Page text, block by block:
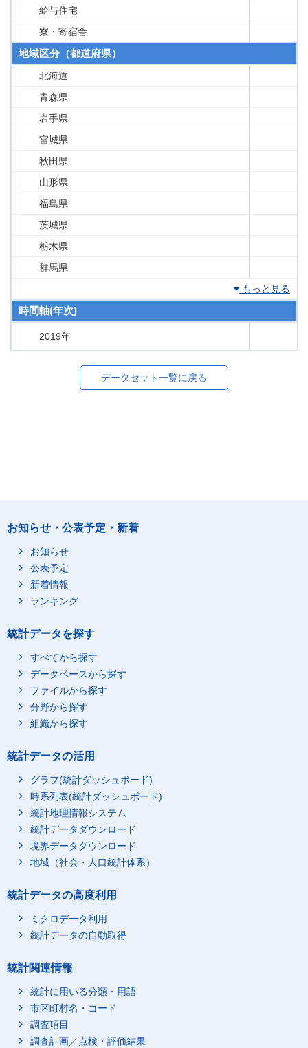
給与住宅
寮・寄宿舎
地域区分（都道府県）
北海道
青森県
岩手県
宮城県
秋田県
山形県
福島県
茨城県
栃木県
群馬県
もっと見る
時間軸(年次)
2019年
データセット一覧に戻る
お知らせ・公表予定・新着
お知らせ
公表予定
新着情報
ランキング
統計データを探す
すべてから探す
データベースから探す
ファイルから探す
分野から探す
組織から探す
統計データの活用
グラフ(統計ダッシュボード)
時系列表(統計ダッシュボード)
統計地理情報システム
統計データダウンロード
境界データダウンロード
地域（社会・人口統計体系）
統計データの高度利用
ミクロデータ利用
統計データの自動取得
統計関連情報
統計に用いる分類・用語
市区町村名・コード
調査項目
調査計画／点検・評価結果